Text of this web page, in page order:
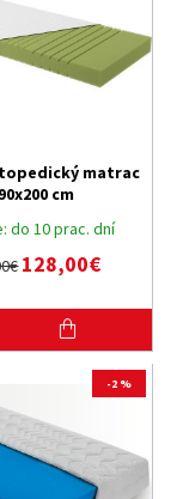
do 10 prac. dní
matrac
90x200 cm
128,00€
-2 %